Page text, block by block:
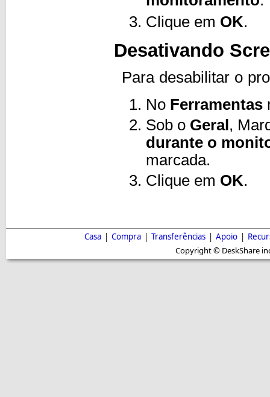
Clique em OK.
Desativando
Para desabilitar o
No Ferramentas
Sob o Geral,
durante o
marcada.
Clique em OK.
Casa | Compra | Transferências | Apoio |
Copyright © DeskShare